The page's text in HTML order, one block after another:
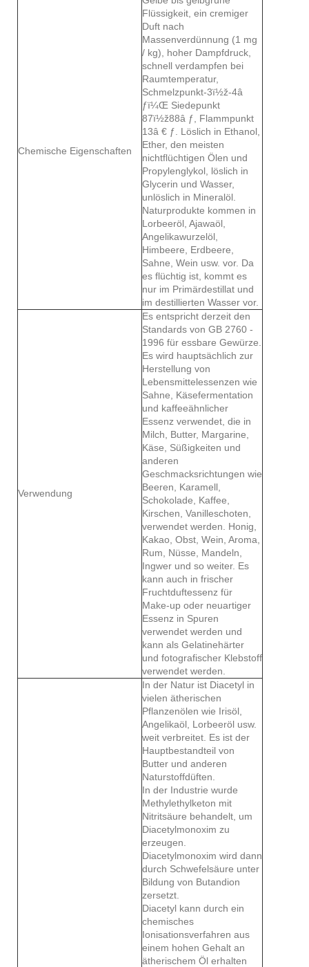
Chemische Eigenschaften
Flüssigkeit, ein cremiger
Duft nach
Massenverdünnung (1 mg
/ kg), hoher Dampfdruck,
schnell verdampfen bei
Raumtemperatur,
Schmelzpunkt-3ï½ž-4â
ƒï¼Œ Siedepunkt
87ï½ž88â ƒ, Flammpunkt
13â € ƒ. Löslich in Ethanol,
Ether, den meisten
nichtflüchtigen Ölen und
Propylenglykol, löslich in
Glycerin und Wasser,
unlöslich in Mineralöl.
Naturprodukte kommen in
Lorbeeröl, Ajawaöl,
Angelikawurzelöl,
Himbeere, Erdbeere,
Sahne, Wein usw. vor. Da
es flüchtig ist, kommt es
nur im Primärdestillat und
im destillierten Wasser vor.
Verwendung
Es entspricht derzeit den
Standards von GB 2760 -
1996 für essbare Gewürze.
Es wird hauptsächlich zur
Herstellung von
Lebensmittelessenzen wie
Sahne, Käsefermentation
und kaffeeähnlicher
Essenz verwendet, die in
Milch, Butter, Margarine,
Käse, Süßigkeiten und
anderen
Geschmacksrichtungen wie
Beeren, Karamell,
Schokolade, Kaffee,
Kirschen, Vanilleschoten,
verwendet werden. Honig,
Kakao, Obst, Wein, Aroma,
Rum, Nüsse, Mandeln,
Ingwer und so weiter. Es
kann auch in frischer
Fruchtduftessenz für
Make-up oder neuartiger
Essenz in Spuren
verwendet werden und
kann als Gelatinehärter
und fotografischer Klebstoff
verwendet werden.
In der Natur ist Diacetyl in
vielen ätherischen
Pflanzenölen wie Irisöl,
Angelikaöl, Lorbeeröl usw.
weit verbreitet. Es ist der
Hauptbestandteil von
Butter und anderen
Naturstoffdüften.
In der Industrie wurde
Methylethylketon mit
Nitritsäure behandelt, um
Diacetylmonoxim zu
erzeugen.
Diacetylmonoxim wird dann
durch Schwefelsäure unter
Bildung von Butandion
zersetzt.
Diacetyl kann durch ein
chemisches
Ionisationsverfahren aus
einem hohen Gehalt an
ätherischem Öl erhalten